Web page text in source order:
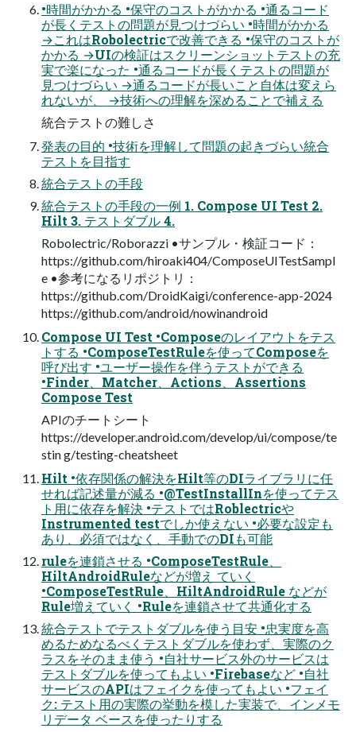
•時間がかかる •保守のコストがかかる •通るコード
が長くテストの問題が見つけづらい •時間がかかる
→これはRobolectricで改善できる •保守のコストが
かかる →UIの検証はスクリーンショットテストの充
実で楽になった •通るコードが長くテストの問題が
見つけづらい →通るコードが長いこと自体は変えら
れないが、 →技術への理解を深めることで補える
統合テストの難しさ
発表の目的 •技術を理解して問題の起きづらい統合
テストを目指す
統合テストの手段
統合テストの手段の一例 1. Compose UI Test 2.
Hilt 3. テストダブル 4.
Robolectric/Roborazzi •サンプル・検証コード：
https://github.com/hiroaki404/ComposeUITestSampl
e •参考になるリポジトリ：
https://github.com/DroidKaigi/conference-app-2024
https://github.com/android/nowinandroid
Compose UI Test •Composeのレイアウトをテス
トする •ComposeTestRuleを使ってComposeを
呼び出す •ユーザー操作を伴うテストができる
•Finder、Matcher、Actions、Assertions
Compose Test
APIのチートシート
https://developer.android.com/develop/ui/compose/te
stin g/testing-cheatsheet
Hilt •依存関係の解決をHilt等のDIライブラリに任
せれば記述量が減る •@TestInstallInを使ってテス
ト用に依存を解決 •テストではRoblectricや
Instrumented testでしか使えない •必要な設定も
あり、必須ではなく、手動でのDIも可能
ruleを連鎖させる •ComposeTestRule、
HiltAndroidRuleなどが増え ていく
•ComposeTestRule、HiltAndroidRule などが
Rule増えていく •Ruleを連鎖させて共通化する
統合テストでテストダブルを使う目安 •忠実度を高
めるためなるべくテストダブルを使わず、実際のク
ラスをそのまま使う •自社サービス外のサービスは
テストダブルを使ってもよい •Firebaseなど •自社
サービスのAPIはフェイクを使ってもよい •フェイ
ク: テスト用の実際の挙動を模した実装で、インメモ
リデータ ベースを使ったりする